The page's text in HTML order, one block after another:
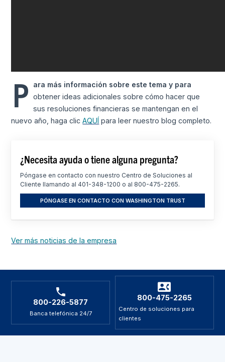
P
ara más información sobre este tema y para
obtener ideas adicionales sobre cómo hacer que
sus resoluciones financieras se mantengan en el
nuevo año, haga clicAQUÍ para leer nuestro blog completo.
¿Necesita ayuda o tiene alguna pregunta?
Póngase en contacto con nuestro Centro de Soluciones al
Cliente llamando al 401-348-1200 o al 800-475-2265.
PÓNGASE EN CONTACTO CON WASHINGTON TRUST
Ver más noticias de la empresa
800-226-5877
Banca telefónica 24/7
800-475-2265
Centro de soluciones para
clientes